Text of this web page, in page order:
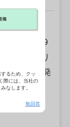
年12月29
定点当たり
少したと発
職
るため、クッ
際には、当社の
なします。
無回答